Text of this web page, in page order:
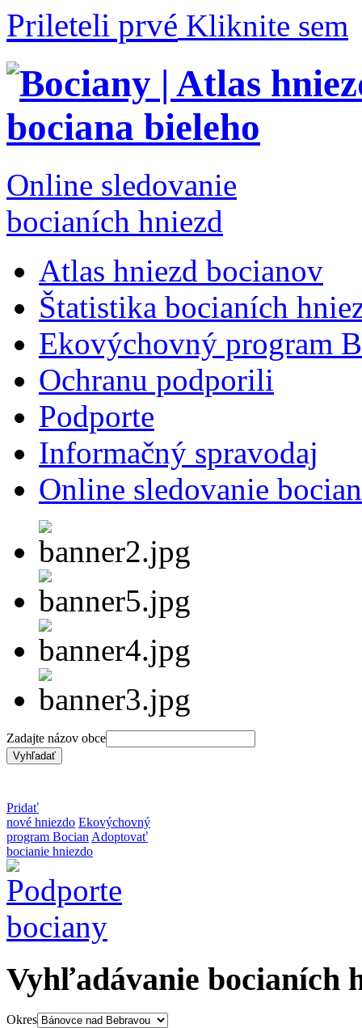
Prileteli prvé Kliknite sem
Online sledovanie
bocianích hniezd
Atlas hniezd bocianov
Štatistika bocianích
Ekovýchovný program
Ochranu podporili
Podporte
Informačný spravodaj
Online sledovanie
Zadajte názov obce
Pridať
nové hniezdo Ekovýchovný
program Bocian Adoptovať
bocianie hniezdo
Vyhľadávanie bocianích
Okres